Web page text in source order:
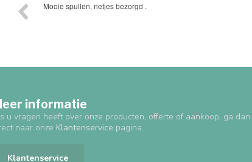
Mooie spullen, netjes bezorgd .
informatie
u vragen heeft over onze producten, offerte of aankoop, ga
naar onze Klantenservice pagina.
Klantenservice